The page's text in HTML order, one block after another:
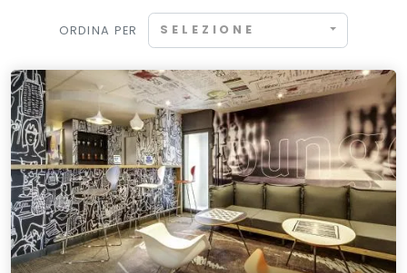
ORDINA PER SELEZIONE